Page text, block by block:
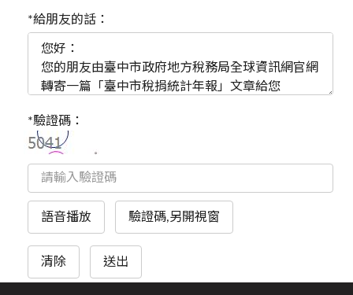
*給朋友的話：
*驗證碼：
語音播放 驗證碼,另開視窗
清除 送出